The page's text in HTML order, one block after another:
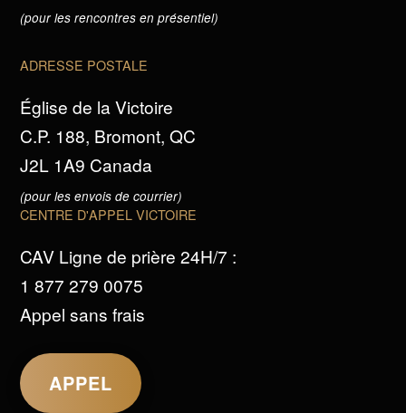
(pour les rencontres en présentiel)
ADRESSE POSTALE
Église de la Victoire
C.P. 188, Bromont, QC
J2L 1A9 Canada
(pour les envois de courrier)
CENTRE D'APPEL VICTOIRE
CAV Ligne de prière 24H/7 :
1 877 279 0075
Appel sans frais
APPEL